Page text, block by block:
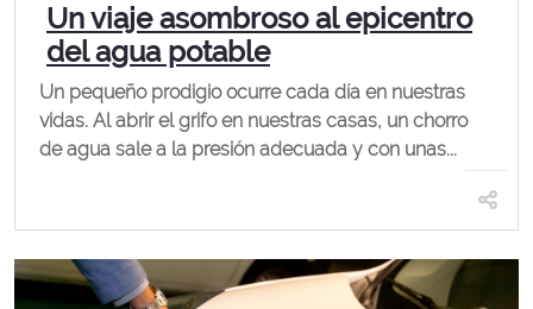
Un viaje asombroso al epicentro
del agua potable
Un pequeño prodigio ocurre cada día en nuestras
vidas. Al abrir el grifo en nuestras casas, un chorro
de agua sale a la presión adecuada y con unas...